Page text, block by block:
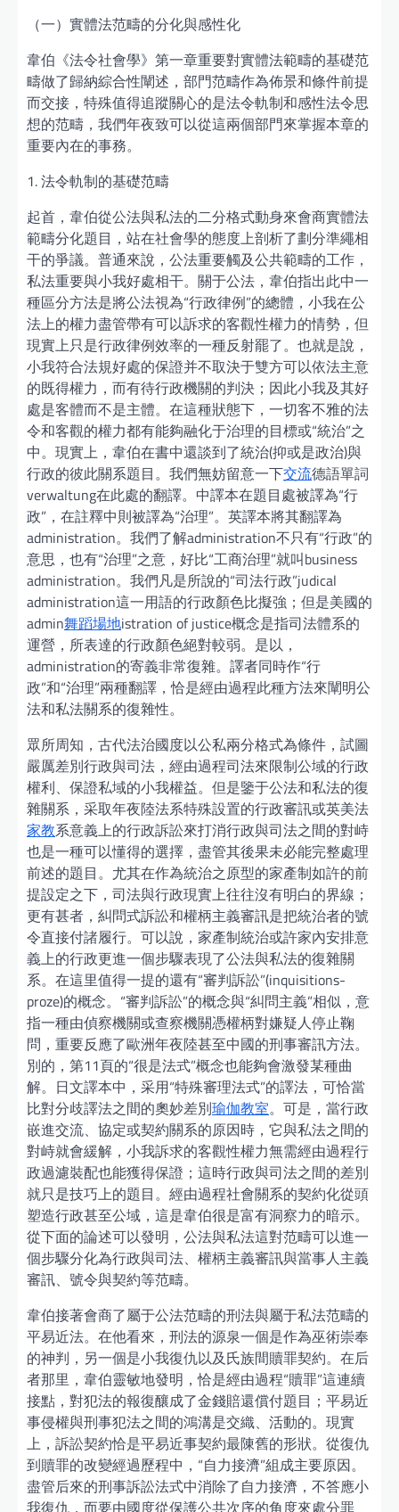
（一）實體法范疇的分化與感性化
韋伯《法令社會學》第一章重要對實體法範疇的基礎范
疇做了歸納綜合性闡述，部門范疇作為佈景和條件前提
而交接，特殊值得追蹤關心的是法令軌制和感性法令思
想的范疇，我們年夜致可以從這兩個部門來掌握本章的
重要內在的事務。
1. 法令軌制的基礎范疇
起首，韋伯從公法與私法的二分格式動身來會商實體法
範疇分化題目，站在社會學的態度上剖析了劃分準繩相
干的爭議。普通來說，公法重要觸及公共範疇的工作，
私法重要與小我好處相干。關于公法，韋伯指出此中一
種區分方法是將公法視為“行政律例”的總體，小我在公
法上的權力盡管帶有可以訴求的客觀性權力的情勢，但
現實上只是行政律例效率的一種反射罷了。也就是說，
小我符合法規好處的保證并不取決于雙方可以依法主意
的既得權力，而有待行政機關的判決；因此小我及其好
處是客體而不是主體。在這種狀態下，一切客不雅的法
令和客觀的權力都有能夠融化于治理的目標或“統治”之
中。現實上，韋伯在書中還談到了統治(抑或是政治)與
行政的彼此關系題目。我們無妨留意一下交流德語單詞
verwaltung在此處的翻譯。中譯本在題目處被譯為“行
政”，在註釋中則被譯為“治理”。英譯本將其翻譯為
administration。我們了解administration不只有“行政”的
意思，也有“治理”之意，好比“工商治理”就叫business
administration。我們凡是所說的“司法行政”judical
administration這一用語的行政顏色比擬強；但是美國的
admin舞蹈場地istration of justice概念是指司法體系的
運營，所表達的行政顏色絕對較弱。是以，
administration的寄義非常復雜。譯者同時作“行
政”和“治理”兩種翻譯，恰是經由過程此種方法來闡明公
法和私法關系的復雜性。
眾所周知，古代法治國度以公私兩分格式為條件，試圖
嚴厲差別行政與司法，經由過程司法來限制公域的行政
權利、保證私域的小我權益。但是鑒于公法和私法的復
雜關系，采取年夜陸法系特殊設置的行政審訊或英美法
家教系意義上的行政訴訟來打消行政與司法之間的對峙
也是一種可以懂得的選擇，盡管其後果未必能完整處理
前述的題目。尤其在作為統治之原型的家產制如許的前
提設定之下，司法與行政現實上往往沒有明白的界線；
更有甚者，糾問式訴訟和權柄主義審訊是把統治者的號
令直接付諸履行。可以說，家產制統治或許家內安排意
義上的行政更進一個步驟表現了公法與私法的復雜關
系。在這里值得一提的還有“審判訴訟”(inquisitions-
proze)的概念。“審判訴訟”的概念與“糾問主義”相似，意
指一種由偵察機關或查察機關憑權柄對嫌疑人停止鞠
問，重要反應了歐洲年夜陸甚至中國的刑事審訊方法。
別的，第11頁的“很是法式”概念也能夠會激發某種曲
解。日文譯本中，采用“特殊審理法式”的譯法，可恰當
比對分歧譯法之間的奧妙差別瑜伽教室。可是，當行政
嵌進交流、協定或契約關系的原因時，它與私法之間的
對峙就會緩解，小我訴求的客觀性權力無需經由過程行
政過濾裝配也能獲得保證；這時行政與司法之間的差別
就只是技巧上的題目。經由過程社會關系的契約化從頭
塑造行政甚至公域，這是韋伯很是富有洞察力的暗示。
從下面的論述可以發明，公法與私法這對范疇可以進一
個步驟分化為行政與司法、權柄主義審訊與當事人主義
審訊、號令與契約等范疇。
韋伯接著會商了屬于公法范疇的刑法與屬于私法范疇的
平易近法。在他看來，刑法的源泉一個是作為巫術崇奉
的神判，另一個是小我復仇以及氏族間贖罪契約。在后
者那里，韋伯靈敏地發明，恰是經由過程“贖罪”這連續
接點，對犯法的報復釀成了金錢賠還償付題目；平易近
事侵權與刑事犯法之間的鴻溝是交織、活動的。現實
上，訴訟契約恰是平易近事契約最陳舊的形狀。從復仇
到贖罪的改變經過歷程中，“自力接濟”組成主要原因。
盡管后來的刑事訴訟法式中消除了自力接濟，不答應小
我復仇，而要由國度從保護公共次序的角度來處分罪